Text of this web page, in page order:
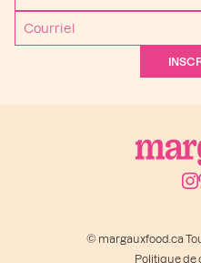
© margauxfood.ca
Politique de